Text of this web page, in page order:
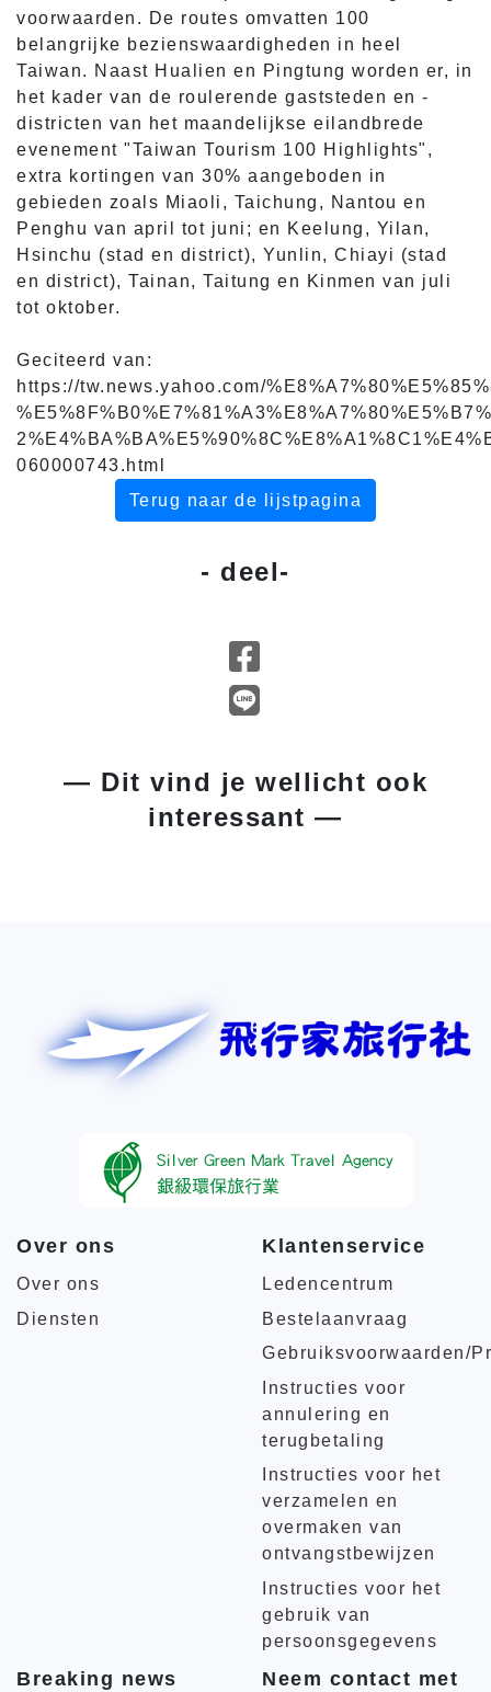
voorwaarden. De routes omvatten 100
belangrijke bezienswaardigheden in heel
Taiwan. Naast Hualien en Pingtung worden er, in
het kader van de roulerende gaststeden en -
districten van het maandelijkse eilandbrede
evenement "Taiwan Tourism 100 Highlights",
extra kortingen van 30% aangeboden in
gebieden zoals Miaoli, Taichung, Nantou en
Penghu van april tot juni; en Keelung, Yilan,
Hsinchu (stad en district), Yunlin, Chiayi (stad
en district), Tainan, Taitung en Kinmen van juli
tot oktober.
Geciteerd van:
https://tw.news.yahoo.com/
060000743.html
Terug naar de lijstpagina
- deel-
— Dit vind je wellicht ook
interessant —
Over ons
Over ons
Diensten
Klantenservice
Ledencentrum
Bestelaanvraag
Gebruiksvoorwaarden/
Instructies voor
annulering en
terugbetaling
Instructies voor het
verzamelen en
overmaken van
ontvangstbewijzen
Instructies voor het
gebruik van
persoonsgegevens
Breaking news
Neem contact met